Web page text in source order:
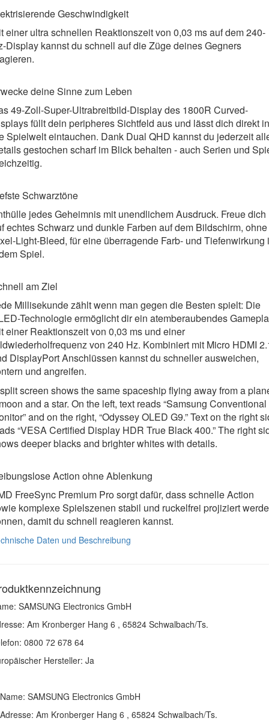
Geschwindigkeit
einer ultra schnellen Reaktionszeit von 0,03 ms auf dem 240-
Display kannst du schnell auf die Züge deines Gegners
deine Sinne zum Leben
49-Zoll-Super-Ultrabreitbild-Display des 1800R Curved-
füllt dein peripheres Sichtfeld aus und lässt dich direkt in
Spielwelt eintauchen. Dank Dual QHD kannst du jederzeit
gestochen scharf im Blick behalten - auch Serien und
Schwarztöne
jedes Geheimnis mit unendlichem Ausdruck. Freue dich
echtes Schwarz und dunkle Farben auf dem Bildschirm, ohne
Light-Bleed, für eine überragende Farb- und Tiefenwirkung
Spiel.
am Ziel
Millisekunde zählt wenn man gegen die Besten spielt: Die
Technologie ermöglicht dir ein atemberaubendes
einer Reaktionszeit von 0,03 ms und einer
von 240 Hz. Kombiniert mit Micro HDMI
DisplayPort Anschlüssen kannst du schneller ausweichen,
und angreifen.
screen shows the same spaceship flying away from a
and a star. On the left, text reads “Samsung Conventional
and on the right, “Odyssey OLED G9.” Text on the right
“VESA Certified Display HDR True Black 400.” The right
deeper blacks and brighter whites with details.
Action ohne Ablenkung
FreeSync Premium Pro sorgt dafür, dass schnelle Action
komplexe Spielszenen stabil und ruckelfrei projiziert
damit du schnell reagieren kannst.
Daten und Beschreibung
SAMSUNG Electronics GmbH
Am Kronberger Hang 6 , 65824 Schwalbach/Ts.
0800 72 678 64
Hersteller: Ja
Name: SAMSUNG Electronics GmbH
Adresse: Am Kronberger Hang 6 , 65824 Schwalbach/Ts.